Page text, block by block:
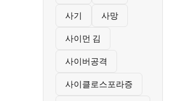
사기 사망
사이먼 김
사이버공격
사이클로스포라증